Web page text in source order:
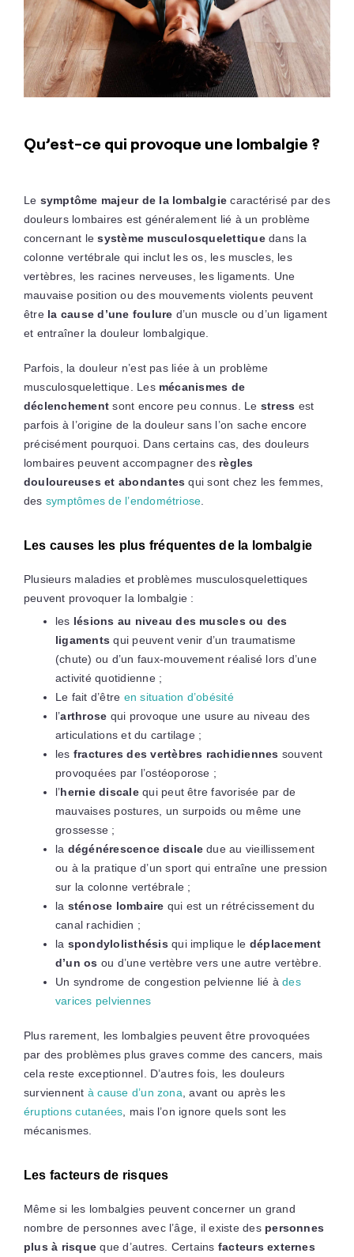
Qu’est-ce qui provoque une lombalgie ?
Le symptôme majeur de la lombalgie caractérisé par des
douleurs lombaires est généralement lié à un problème
concernant lesystème musculosquelettiquedans la
colonne vertébrale qui inclut les os, les muscles, les
vertèbres, les racines nerveuses, les ligaments. Une
mauvaise position ou des mouvements violents peuvent
êtrela cause d’une foulure d’un muscle ou d’un ligament
et entraîner la douleur lombalgique.
Parfois, la douleur n’est pas liée à un problème
musculosquelettique. Les mécanismes de
déclenchement sont encore peu connus. Le stress est
parfois à l’origine de la douleur sans l’on sache encore
précisément pourquoi. Dans certains cas, des douleurs
lombaires peuvent accompagner des règles
douloureuses et abondantes qui sont chez les femmes,
des symptômes de l’endométriose.
Les causes les plus fréquentes de la lombalgie
Plusieurs maladies et problèmes musculosquelettiques
peuvent provoquer la lombalgie :
les lésions au niveau des muscles ou des
ligaments qui peuvent venir d’un traumatisme
(chute) ou d’un faux-mouvement réalisé lors d’une
activité quotidienne ;
Le fait d’être en situation d’obésité
l’arthrose qui provoque une usure au niveau des
articulations et du cartilage ;
les fractures des vertèbres rachidiennes souvent
provoquées par l’ostéoporose ;
l’hernie discalequi peut être favorisée par de
mauvaises postures, un surpoids ou même une
grossesse ;
la dégénérescence discale due au vieillissement
ou à la pratique d’un sport qui entraîne une pression
sur la colonne vertébrale ;
la sténose lombaire qui est un rétrécissement du
canal rachidien ;
la spondylolisthésis qui implique le déplacement
d’un os ou d’une vertèbre vers une autre vertèbre.
Un syndrome de congestion pelvienne lié àdes
varices pelviennes
Plus rarement, les lombalgies peuvent être provoquées
par des problèmes plus graves comme des cancers, mais
cela reste exceptionnel. D’autres fois, les douleurs
surviennent à cause d’un zona, avant ou après les
éruptions cutanées, mais l’on ignore quels sont les
mécanismes.
Les facteurs de risques
Même si les lombalgies peuvent concerner un grand
nombre de personnes avec l’âge, il existe despersonnes
plus à risque que d’autres. Certains facteurs externes